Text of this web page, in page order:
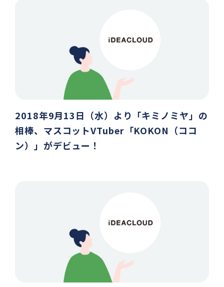
2018年9月13日（水）より「キミノミヤ」の
相棒、マスコットVTuber「KOKON（ココ
ン）」がデビュー！